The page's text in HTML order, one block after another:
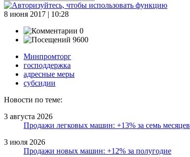
8 июня 2017 | 10:28
0
9600
Минпромторг
господдержка
адресные меры
субсидии
Новости по теме:
3 августа 2026
Продажи легковых машин: +13% за семь месяцев
3 июля 2026
Продажи новых машин: +12% за полугодие